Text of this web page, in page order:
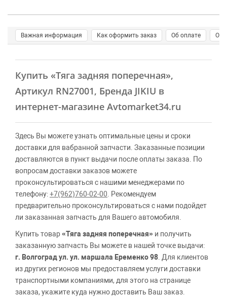
Важная информация Как оформить заказ Об оплате О
Купить «Тяга задняя поперечная»,
Артикул RN27001, Бренда JIKIU в
интернет-магазине Avtomarket34.ru
Здесь Вы можете узнать оптимальные цены и сроки
доставки для вабранной запчасти. Заказанные позиции
доставляются в пункт выдачи после оплаты заказа. По
вопросам доставки заказов можете
проконсультироваться с нашими менеджерами по
телефону:+7(962)760-02-00 . Рекомендуем
предварительно проконсультироваться с нами подойдет
ли заказанная запчасть для Вашего автомобиля.
Купить товар«Тяга задняя поперечная» и получить
заказанную запчасть Вы можете в нашей точке выдачи:
г. Волгоград ул. ул. маршала Еременко 98 . Для клиентов
из других регионов мы предоставляем услуги доставки
транспортными компаниями, для этого на странице
заказа, укажите куда нужно доставить Ваш заказ.